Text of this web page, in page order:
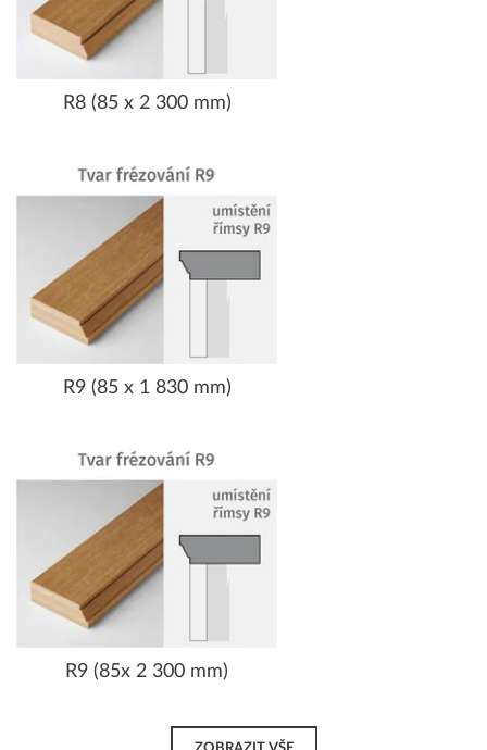
R8 (85 x 2 300 mm)
R9 (85 x 1 830 mm)
R9 (85x 2 300 mm)